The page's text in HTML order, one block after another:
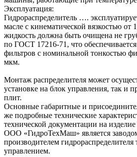
Эксплуатация:
Гидрораспределитель ….
масле с кинематической вязкостью от
жидкость должна быть очищена не
по ГОСТ 17216-71, что
фильтров с номинальной тонкостью
мкм.
Монтаж распределителя может
установке на блок управления, так
плит.
Основные габаритные и
же подробные технические
технической документации на изделие
ООО «ГидроТехМаш» является
производителем
управлением.